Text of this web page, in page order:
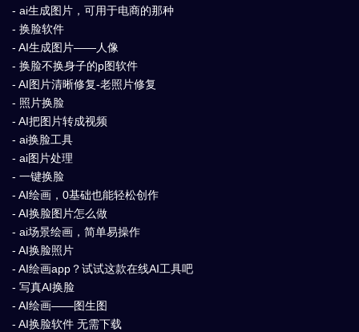
- ai生成图片，可用于电商的那种
- 换脸软件
- AI生成图片——人像
- 换脸不换身子的p图软件
- AI图片清晰修复-老照片修复
- 照片换脸
- AI把图片转成视频
- ai换脸工具
- ai图片处理
- 一键换脸
- AI绘画，0基础也能轻松创作
- AI换脸图片怎么做
- ai场景绘画，简单易操作
- AI换脸照片
- AI绘画app？试试这款在线AI工具吧
- 写真AI换脸
- AI绘画——图生图
- AI换脸软件 无需下载